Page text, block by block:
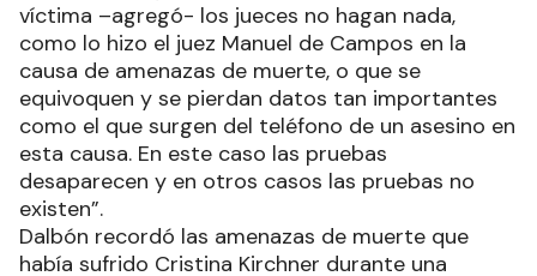
víctima –agregó- los jueces no hagan nada,
como lo hizo el juez Manuel de Campos en la
causa de amenazas de muerte, o que se
equivoquen y se pierdan datos tan importantes
como el que surgen del teléfono de un asesino en
esta causa. En este caso las pruebas
desaparecen y en otros casos las pruebas no
existen”.
Dalbón recordó las amenazas de muerte que
había sufrido Cristina Kirchner durante una